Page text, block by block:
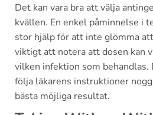
Det kan vara bra att välja
kvällen. En enkel påminnelse i
stor hjälp för att inte glömma
viktigt att notera att dosen kan
vilken infektion som
följa läkarens instruktioner
bästa möjliga resultat.